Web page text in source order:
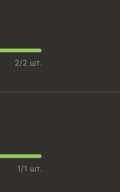
2/2 шт.
1/1 шт.